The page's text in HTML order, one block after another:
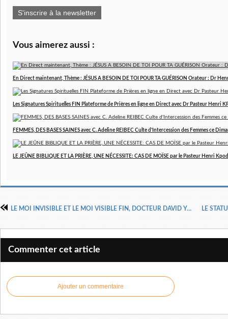
S'inscrire à la newsletter
Vous aimerez aussi :
En Direct maintenant, Thème : JÉSUS A BESOIN DE TOI POUR TA GUÉRISON Orateur : Dr
Les Signatures Spirituelles FIN Plateforme de Prières en ligne en Direct avec Dr Pasteur Henri
FEMMES, DES BASES SAINES avec C. Adeline REIBEC Culte d'Intercession des Femmes ce
LE JEÛNE BIBLIQUE ET LA PRIÈRE, UNE NÉCESSITE: CAS DE MOÏSE par le Pasteur Henri
LE MOI INVISIBLE ET LE MOI VISIBLE FIN, DOCTEUR DAVID YONGGHI CHO
Commenter cet article
Ajouter un commentaire